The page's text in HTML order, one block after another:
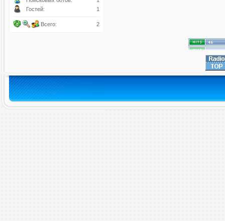
Гостей:
1
Всего: 2